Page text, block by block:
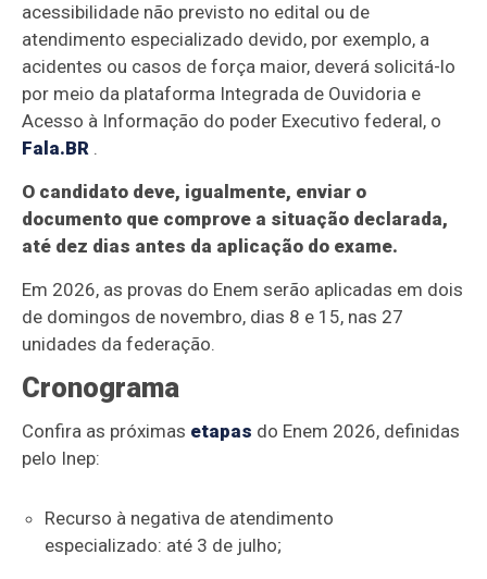
acessibilidade não previsto no edital ou de
atendimento especializado devido, por exemplo, a
acidentes ou casos de força maior, deverá solicitá-lo
por meio da plataforma Integrada de Ouvidoria e
Acesso à Informação do poder Executivo federal, o
Fala.BR .
O candidato deve, igualmente, enviar o
documento que comprove a situação declarada,
até dez dias antes da aplicação do exame.
Em 2026, as provas do Enem serão aplicadas em dois
de domingos de novembro, dias 8 e 15, nas 27
unidades da federação.
Cronograma
Confira as próximas etapas do Enem 2026, definidas
pelo Inep:
Recurso à negativa de atendimento
especializado: até 3 de julho;